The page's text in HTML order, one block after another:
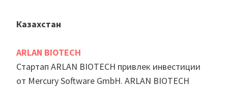
Казахстан
ARLAN BIOTECH
Стартап ARLAN BIOTECH привлек инвестиции
от Mercury Software GmbH. ARLAN BIOTECH